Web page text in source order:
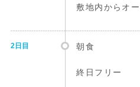
敷地内からオ
2日目 朝食
終日フリー